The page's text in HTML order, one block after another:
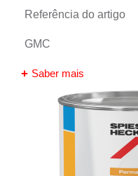
Referência do artigo
GMC
Saber mais